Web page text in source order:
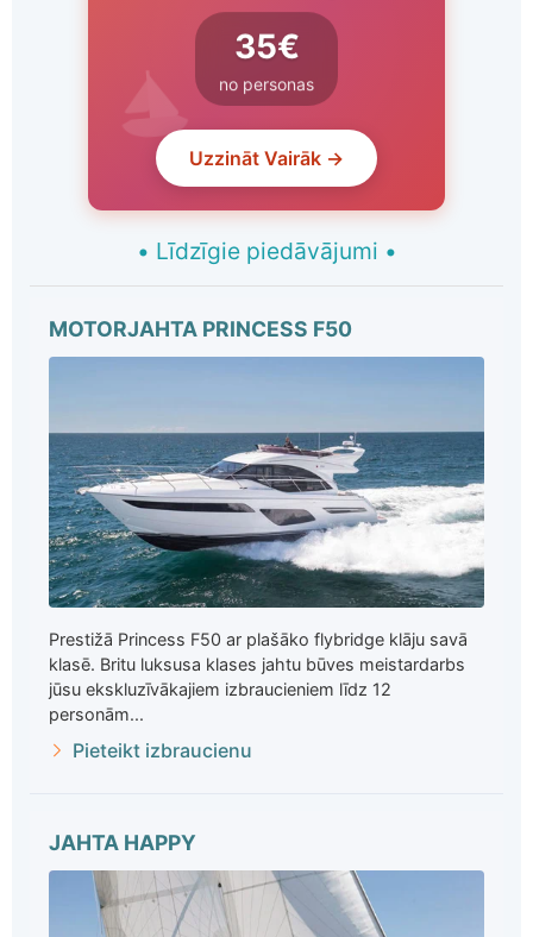
35€
no personas
Uzzināt Vairāk →
• Līdzīgie piedāvājumi •
MOTORJAHTA PRINCESS F50
Prestižā Princess F50 ar plašāko flybridge klāju savā
klasē. Britu luksusa klases jahtu būves meistardarbs
jūsu ekskluzīvākajiem izbraucieniem līdz 12
personām...
Pieteikt izbraucienu
JAHTA HAPPY